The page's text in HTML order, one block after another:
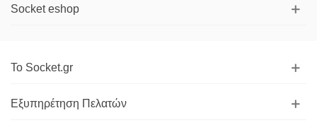
Socket eshop
Το Socket.gr
Εξυπηρέτηση Πελατών